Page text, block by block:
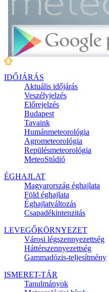
IDŐJÁRÁS
Aktuális időjárás
Veszélyjelzés
Előrejelzés
Budapest
Tavaink
Humánmeteorológia
Agrometeorológia
Repülésmeteorológia
MeteoStúdió
ÉGHAJLAT
Magyarország éghajlata
Föld éghajlata
Éghajlatváltozás
Csapadékintenzitás
LEVEGŐKÖRNYEZET
Városi légszennyezettség
Háttérszennyezettség
Gammadózis-teljesítmény
ISMERET-TÁR
Tanulmányok